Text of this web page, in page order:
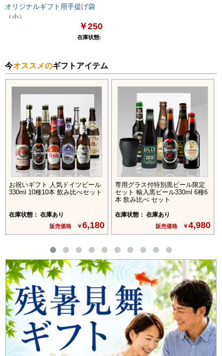
オリジナルギフト用手提げ袋
（小）
￥250
在庫状態:
今オススメのギフトアイテム
お祝いギフト 人気ドイツビール
330ml 10種10本 飲み比べセット
在庫状態： 在庫あり
販売価格 ￥6,180
専用グラス付特別黒ビール限定
セット 輸入黒ビール330ml 6種6
本 飲み比べ セット
在庫状態： 在庫あり
販売価格 ￥4,980